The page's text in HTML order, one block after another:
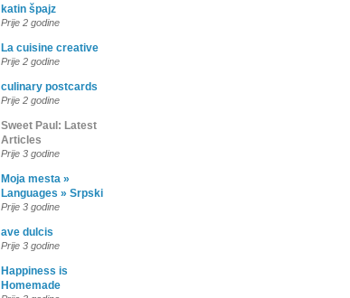
katin špajz
Prije 2 godine
La cuisine creative
Prije 2 godine
culinary postcards
Prije 2 godine
Sweet Paul: Latest
Articles
Prije 3 godine
Moja mesta »
Languages » Srpski
Prije 3 godine
ave dulcis
Prije 3 godine
Happiness is
Homemade